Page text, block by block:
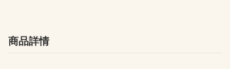
商品詳情